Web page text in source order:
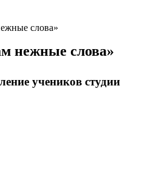
слова»
нежные слова»
учеников студии